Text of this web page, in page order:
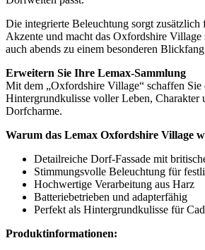
Die integrierte Beleuchtung sorgt zusätzlich
Akzente und macht das Oxfordshire Village
auch abends zu einem besonderen
Erweitern Sie Ihre Lemax-Sammlung
Mit dem „Oxfordshire Village“ schaffen Sie
Hintergrundkulisse voller Leben, Charakter
Dorfcharme.
Warum das Lemax Oxfordshire Village
Detailreiche Dorf-Fassade mit
Stimmungsvolle Beleuchtung für
Hochwertige Verarbeitung aus Harz
Batteriebetrieben und adapterfähig
Perfekt als Hintergrundkulisse für
Produktinformationen: